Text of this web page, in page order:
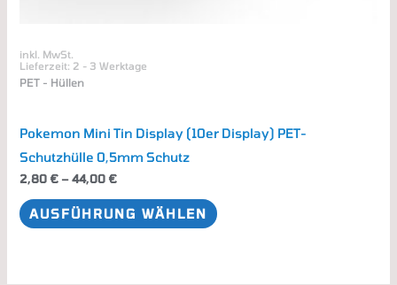
inkl. MwSt.
Lieferzeit: 2 - 3 Werktage
PET - Hüllen
Pokemon Mini Tin Display (10er Display) PET-
Schutzhülle 0,5mm Schutz
2,80 € –44,00 €
AUSFÜHRUNG WÄHLEN